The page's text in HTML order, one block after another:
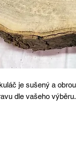
je sušený a
dle vašeho